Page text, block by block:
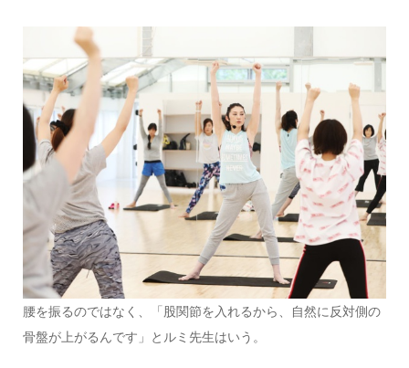
腰を振るのではなく、「股関節を入れるから、自然に反対側の
骨盤が上がるんです」とルミ先生はいう。